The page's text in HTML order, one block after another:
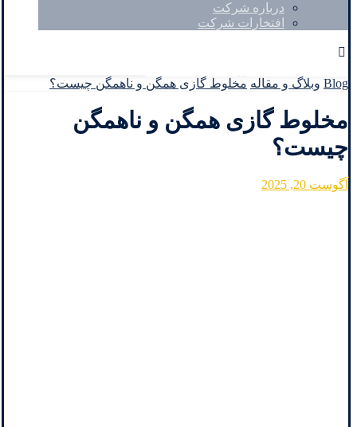
درباره شرکت
افتخارات شرکت
Blog وبلاگ و مقاله مخلوط گازی همگن و ناهمگن چیست؟
مخلوط گازی همگن و ناهمگن
چیست؟
آگوست 20, 2025